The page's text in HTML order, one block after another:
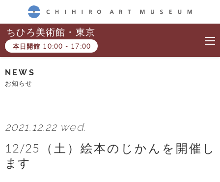
CHIHIRO ART MUSEUM
ちひろ美術館・東京
本日開館 10:00 - 17:00
NEWS
お知らせ
2021.12.22 wed.
12/25（土）絵本のじかんを開催し
ます